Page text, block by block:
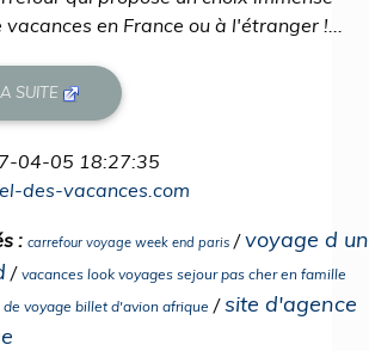
en France ou à l'étranger !...
SUITE
04-05 18:27:35
des-vacances.com
: carrefour voyage week end paris /voyage d un
/ vacances look voyages sejour pas cher en famille
de voyage billet d'avion afrique /site d'agence